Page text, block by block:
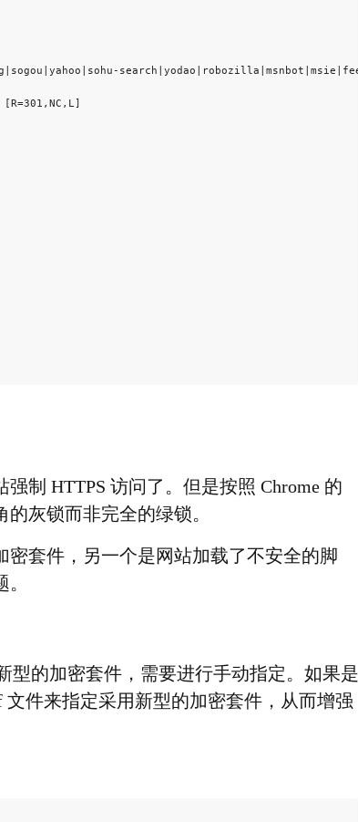
制 HTTPS 访问了。但是按照 Chrome 的
灰锁而非完全的绿锁。
套件，另一个是网站加载了不安全的脚
型的加密套件，需要进行手动指定。如果是
件来指定采用新型的加密套件，从而增强